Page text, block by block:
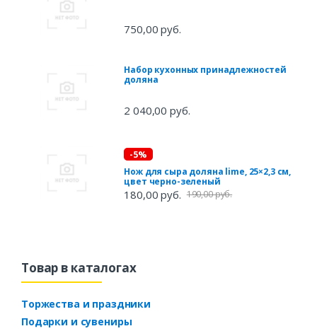
750,00 руб.
Набор кухонных принадлежностей
доляна
2 040,00 руб.
-5%
Нож для сыра доляна lime, 25×2,3 см,
цвет черно-зеленый
180,00 руб. 190,00 руб.
Товар в каталогах
Торжества и праздники
Подарки и сувениры